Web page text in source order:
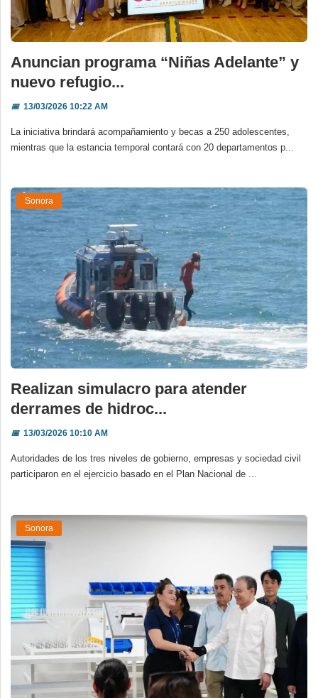
Anuncian programa “Niñas Adelante” y
nuevo refugio...
📅13/03/2026 10:22 AM
La iniciativa brindará acompañamiento y becas a 250 adolescentes,
mientras que la estancia temporal contará con 20 departamentos p...
Sonora
Realizan simulacro para atender
derrames de hidroc...
📅13/03/2026 10:10 AM
Autoridades de los tres niveles de gobierno, empresas y sociedad civil
participaron en el ejercicio basado en el Plan Nacional de ...
Sonora